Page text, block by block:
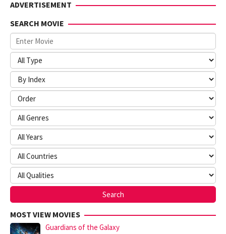
ADVERTISEMENT
SEARCH MOVIE
MOST VIEW MOVIES
Guardians of the Galaxy